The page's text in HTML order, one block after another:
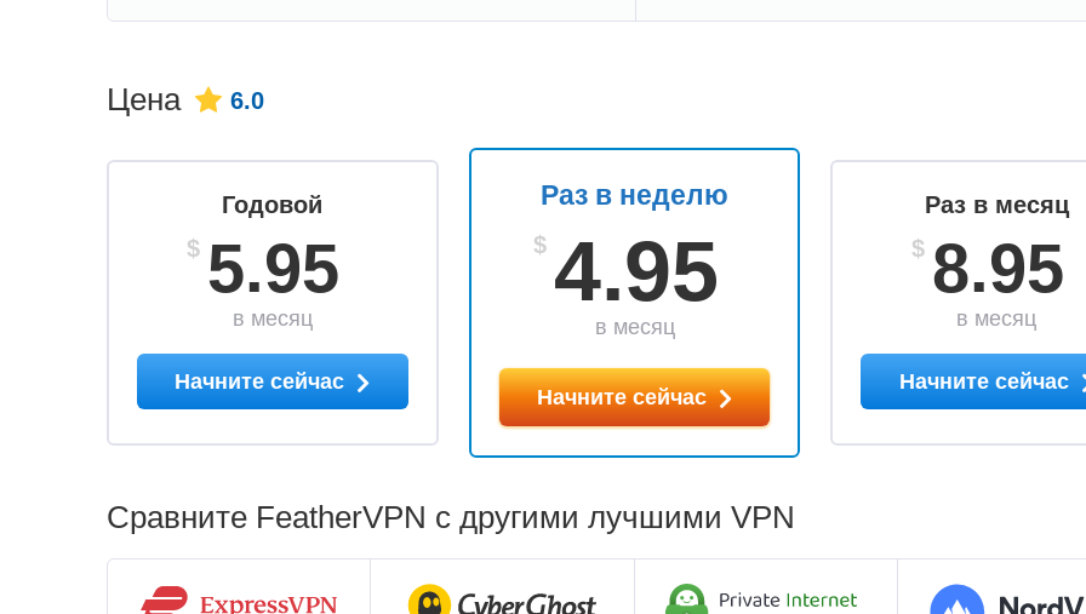
Цена 6.0
Раз в неделю
$ 4.95
в месяц
Начните сейчас
Годовой
$ 5.95
в месяц
Начните сейчас
Раз в месяц
$ 8.95
в месяц
Начните сейчас
Сравните FeatherVPN с другими лучшими VPN